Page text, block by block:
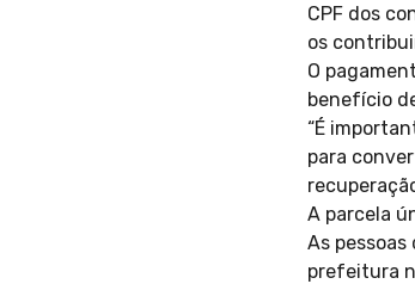
CPF dos
os
O
benefício
“É
para
A parcela
As
prefeitura